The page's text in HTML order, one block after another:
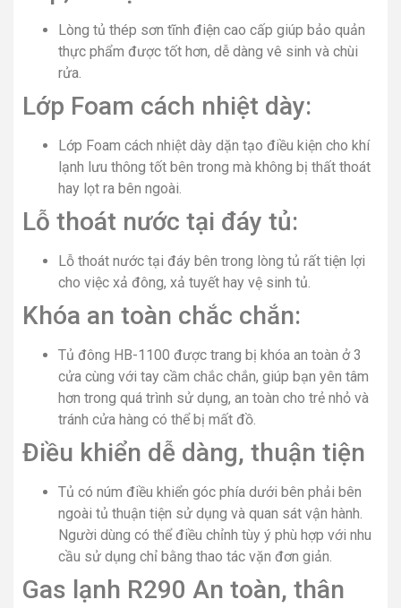
Lòng tủ thép sơn tĩnh điện cao cấp giúp bảo quản
thực phẩm được tốt hơn, dễ dàng vê sinh và chùi
rửa.
Lớp Foam cách nhiệt dày:
Lớp Foam cách nhiệt dày dặn tạo điều kiện cho khí
lạnh lưu thông tốt bên trong mà không bị thất thoát
hay lọt ra bên ngoài.
Lỗ thoát nước tại đáy tủ:
Lỗ thoát nước tại đáy bên trong lòng tủ rất tiện lợi
cho việc xả đông, xả tuyết hay vệ sinh tủ.
Khóa an toàn chắc chắn:
Tủ đông HB-1100 được trang bị khóa an toàn ở 3
cửa cùng với tay cầm chắc chắn, giúp bạn yên tâm
hơn trong quá trình sử dụng, an toàn cho trẻ nhỏ và
tránh cửa hàng có thể bị mất đồ.
Điều khiển dễ dàng, thuận tiện
Tủ có núm điều khiển góc phía dưới bên phải bên
ngoài tủ thuận tiện sử dụng và quan sát vận hành.
Người dùng có thể điều chỉnh tùy ý phù hợp với nhu
cầu sử dụng chỉ bằng thao tác vặn đơn giản.
Gas lạnh R290 An toàn, thân